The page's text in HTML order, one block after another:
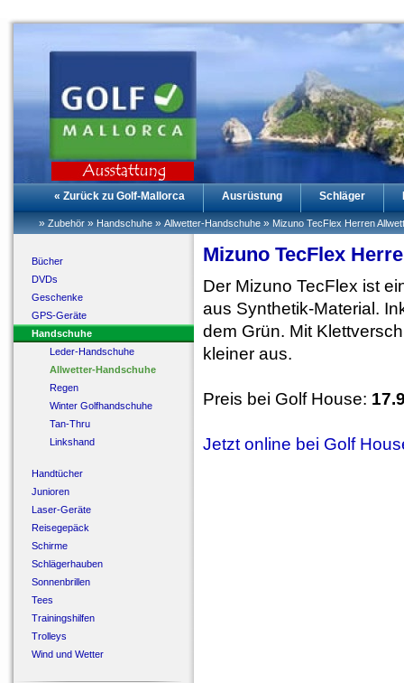
« Zurück zu Golf-Mallorca Ausrüstung Schläger
» Zubehör » Handschuhe » Allwetter-Handschuhe » Mizuno TecFlex Herren
Bücher
DVDs
Geschenke
GPS-Geräte
Handschuhe
Leder-Handschuhe
Allwetter-Handschuhe
Regen
Winter Golfhandschuhe
Tan-Thru
Linkshand
Handtücher
Junioren
Laser-Geräte
Reisegepäck
Schirme
Schlägerhauben
Sonnenbrillen
Tees
Trainingshilfen
Trolleys
Wind und Wetter
Mizuno TecFlex
Der Mizuno TecFlex ist
aus Synthetik-Material.
dem Grün. Mit
kleiner aus.
Preis bei Golf House:
Jetzt online bei Golf